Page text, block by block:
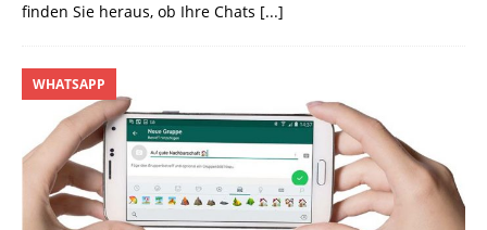
finden Sie heraus, ob Ihre Chats [...]
WHATSAPP